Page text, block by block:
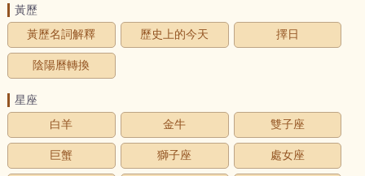
黃歷
黃歷名詞解釋
歷史上的今天 擇日
陰陽曆轉換
星座
白羊
金牛 雙子座
巨蟹 獅子座 處女座